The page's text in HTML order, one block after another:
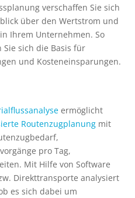
verschaffen Sie sich
über den Wertstrom und
Ihrem Unternehmen. So
Sie sich die Basis für
und Kosteneinsparungen.
ermöglicht
Routenzugplanung mit
pro Tag,
Mit Hilfe von Software
Direkttransporte analysiert
es sich dabei um